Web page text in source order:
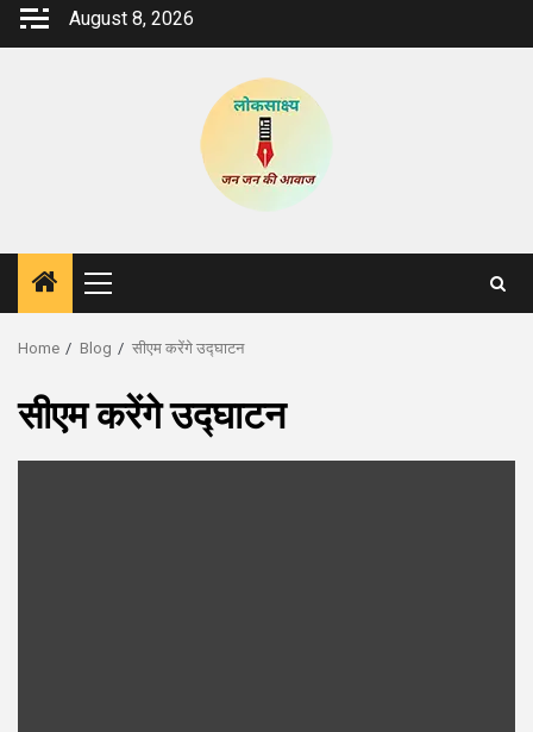
Skip
August 8, 2026
Primary
Menu
Home Blog सीएम करेंगे उद्घाटन
सीएम करेंगे उद्घाटन